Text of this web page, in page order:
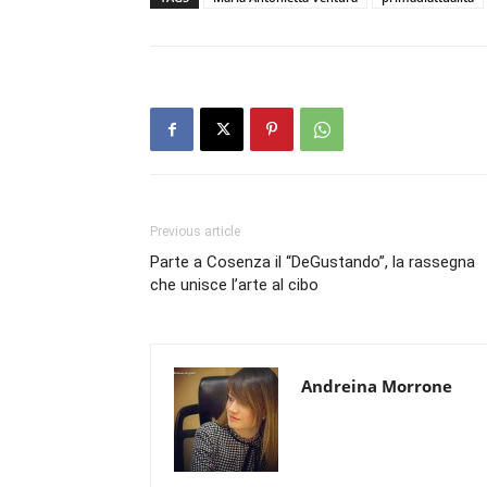
Previous article
Parte a Cosenza il “DeGustando”, la rassegna
che unisce l’arte al cibo
Andreina Morrone